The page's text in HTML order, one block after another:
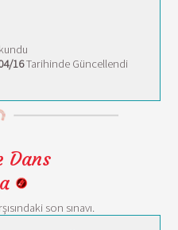
16Tarihinde Güncellendi
Dans
son sınavı.